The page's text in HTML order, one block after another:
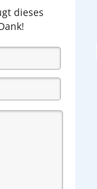
dieses